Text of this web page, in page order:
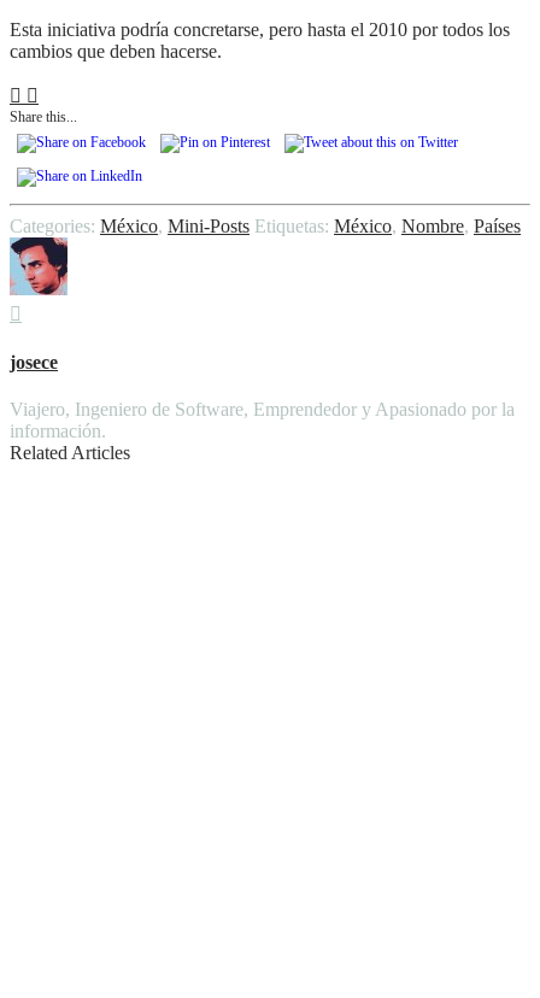
Esta iniciativa podría concretarse, pero hasta el 2010 por todos los
cambios que deben hacerse.
Share this...
Categories: México, Mini-Posts Etiquetas: México, Nombre, Países
josece
Viajero, Ingeniero de Software, Emprendedor y Apasionado por la
información.
Related Articles